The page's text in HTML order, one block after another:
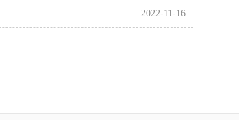
2022-11-16